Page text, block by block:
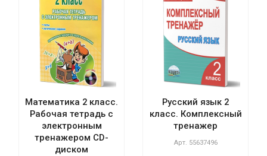
Математика 2 класс.
Рабочая тетрадь с
электронным
тренажером CD-
диском
Русский язык 2
класс. Комплексный
тренажер
Арт. 55637496